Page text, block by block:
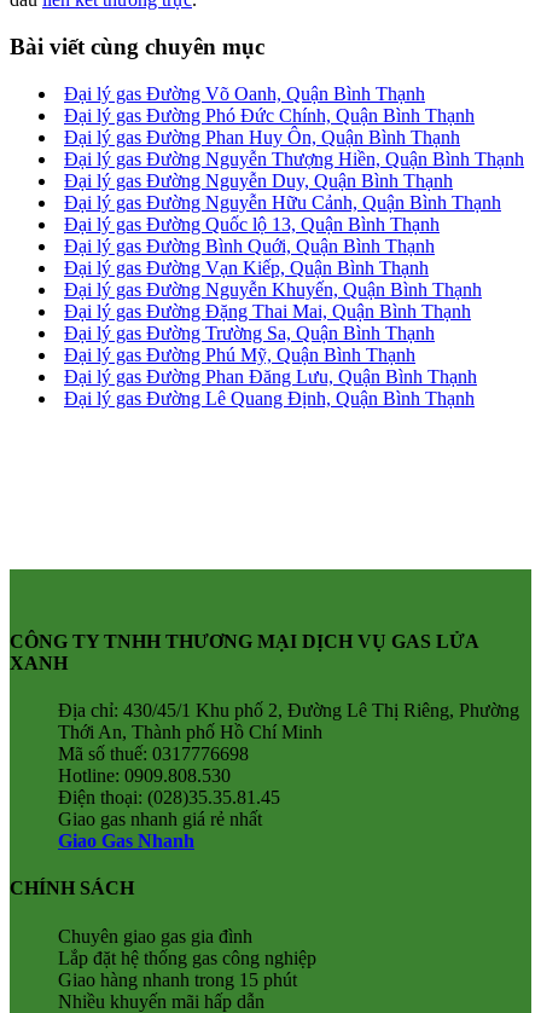
Bài viết cùng chuyên mục
Đại lý gas Đường Võ Oanh, Quận Bình Thạnh
Đại lý gas Đường Phó Đức Chính, Quận Bình Thạnh
Đại lý gas Đường Phan Huy Ôn, Quận Bình Thạnh
Đại lý gas Đường Nguyễn Thượng Hiền, Quận Bình Thạnh
Đại lý gas Đường Nguyễn Duy, Quận Bình Thạnh
Đại lý gas Đường Nguyễn Hữu Cảnh, Quận Bình Thạnh
Đại lý gas Đường Quốc lộ 13, Quận Bình Thạnh
Đại lý gas Đường Bình Quới, Quận Bình Thạnh
Đại lý gas Đường Vạn Kiếp, Quận Bình Thạnh
Đại lý gas Đường Nguyễn Khuyến, Quận Bình Thạnh
Đại lý gas Đường Đặng Thai Mai, Quận Bình Thạnh
Đại lý gas Đường Trường Sa, Quận Bình Thạnh
Đại lý gas Đường Phú Mỹ, Quận Bình Thạnh
Đại lý gas Đường Phan Đăng Lưu, Quận Bình Thạnh
Đại lý gas Đường Lê Quang Định, Quận Bình Thạnh
CÔNG TY TNHH THƯƠNG MẠI DỊCH VỤ GAS LỬA
XANH
Địa chỉ: 430/45/1 Khu phố 2, Đường Lê Thị Riêng, Phường
Thới An, Thành phố Hồ Chí Minh
Mã số thuế: 0317776698
Hotline: 0909.808.530
Điện thoại: (028)35.35.81.45
Giao gas nhanh giá rẻ nhất
Giao Gas Nhanh
CHÍNH SÁCH
Chuyên giao gas gia đình
Lắp đặt hệ thống gas công nghiệp
Giao hàng nhanh trong 15 phút
Nhiều khuyến mãi hấp dẫn